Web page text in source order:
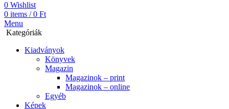
0 Wishlist
0 items / 0 Ft
Menu
Kategóriák
Kiadványok
Könyvek
Magazin
Magazinok – print
Magazinok – online
Egyéb
Képek